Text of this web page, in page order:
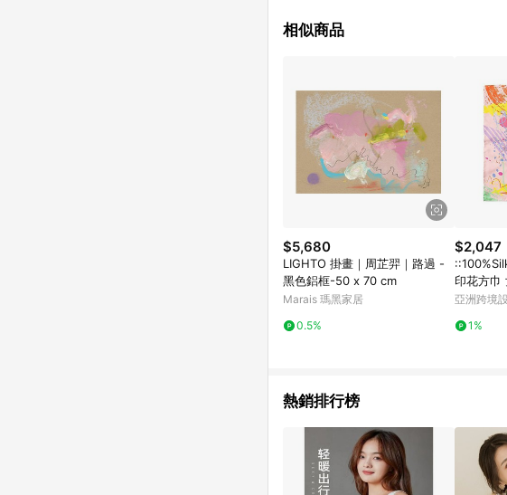
使用規則請以點數紅包活動說明為準。
相似商品
$5,680
LIGHTO 掛畫｜周芷羿｜路過 -
黑色鋁框-50 x 70 cm
Marais 瑪黑家居
0.5%
$2,047
印花方巾
亞洲跨境
1%
熱銷排行榜